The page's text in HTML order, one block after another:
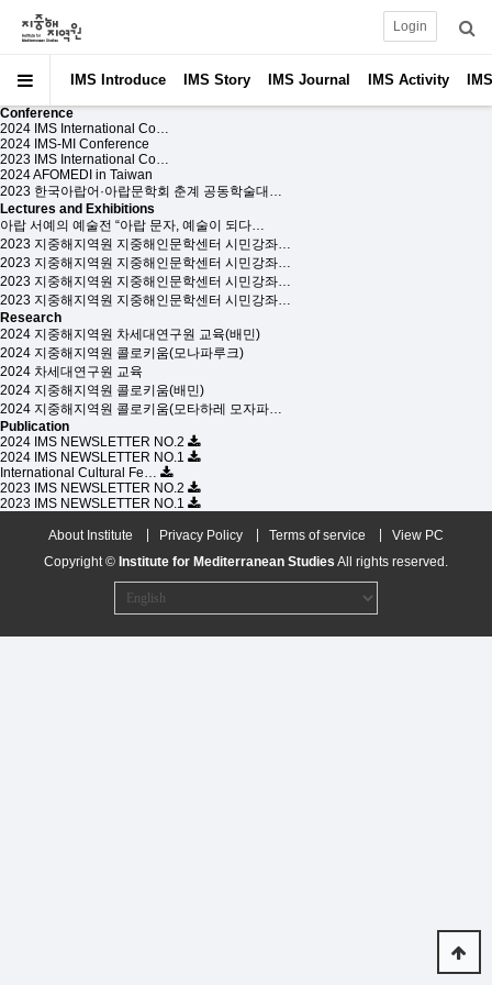
IMS Introduce IMS Story IMS Journal IMS Activity
Login
Conference
2024 IMS International Co…
2024 IMS-MI Conference
2023 IMS International Co…
2024 AFOMEDI in Taiwan
2023 한국아랍어·아랍문학회 춘계 공동학술대…
Lectures and Exhibitions
아랍 서예의 예술전 “아랍 문자, 예술이 되다…
2023 지중해지역원 지중해인문학센터 시민강좌…
2023 지중해지역원 지중해인문학센터 시민강좌…
2023 지중해지역원 지중해인문학센터 시민강좌…
2023 지중해지역원 지중해인문학센터 시민강좌…
Research
2024 지중해지역원 차세대연구원 교육(배민)
2024 지중해지역원 콜로키움(모나파루크)
2024 차세대연구원 교육
2024 지중해지역원 콜로키움(배민)
2024 지중해지역원 콜로키움(모타하레 모자파…
Publication
2024 IMS NEWSLETTER NO.2
2024 IMS NEWSLETTER NO.1
International Cultural Fe…
2023 IMS NEWSLETTER NO.2
2023 IMS NEWSLETTER NO.1
About Institute Privacy Policy Terms of service
View PC
Copyright © Institute for Mediterranean Studies All rights reserved.